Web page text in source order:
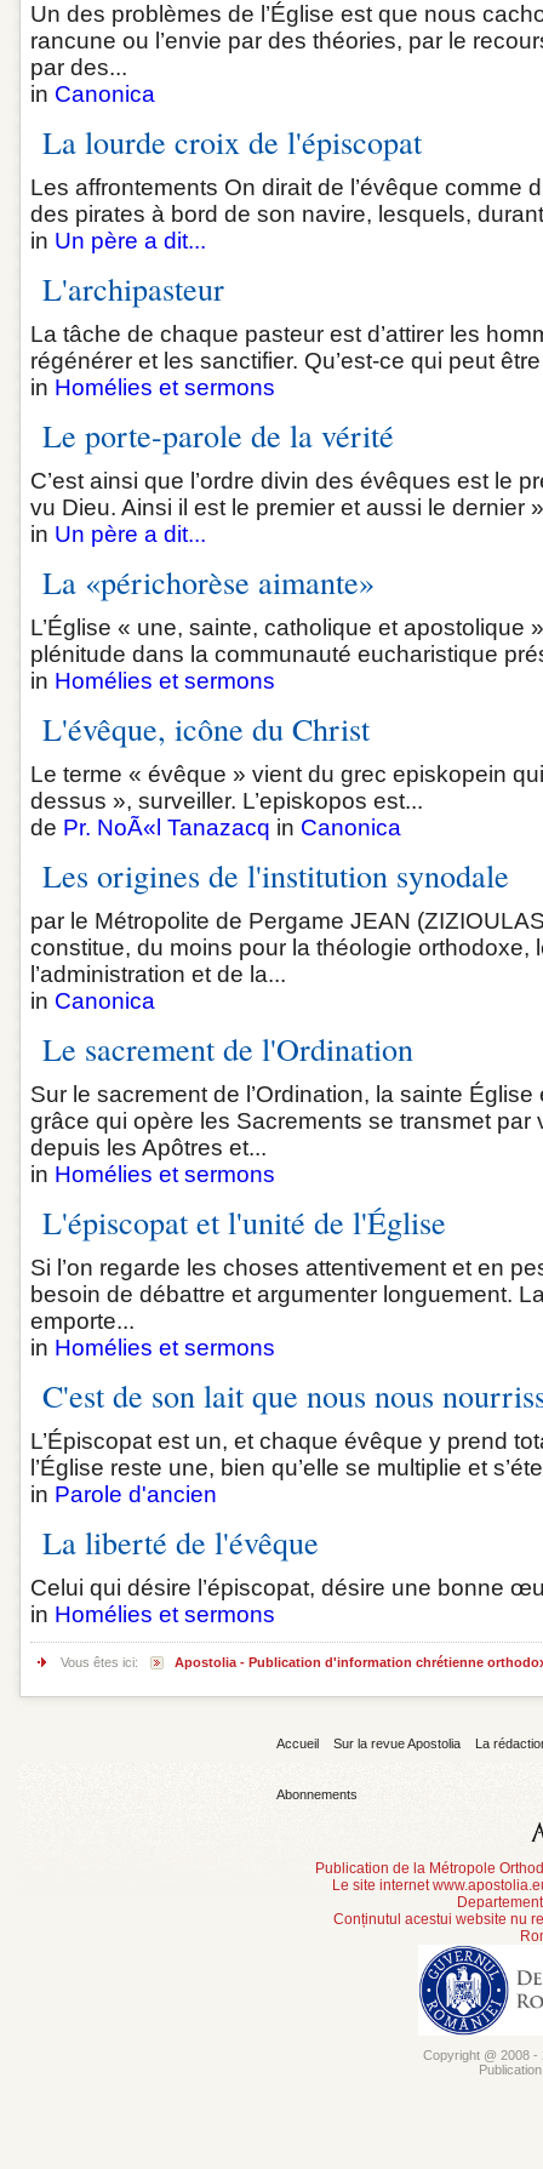
Un des problèmes de l’Église est que nous
rancune ou l’envie par des théories, par le
par des...
in Canonica
La lourde croix de l'épiscopat
Les affrontements On dirait de l’évêque comme
des pirates à bord de son navire, lesquels,
in Un père a dit...
L'archipasteur
La tâche de chaque pasteur est d’attirer les
régénérer et les sanctifier. Qu’est-ce qui peut
in Homélies et sermons
Le porte-parole de la vérité
C’est ainsi que l’ordre divin des évêques est le
vu Dieu. Ainsi il est le premier et aussi le dernier
in Un père a dit...
La «périchorèse aimante»
L’Église « une, sainte, catholique et apostolique
plénitude dans la communauté eucharistique
in Homélies et sermons
L'évêque, icône du Christ
Le terme « évêque » vient du grec episkopein
dessus », surveiller. L’episkopos est...
de Pr. NoÃ«l Tanazacq in Canonica
Les origines de l'institution synodale
par le Métropolite de Pergame JEAN
constitue, du moins pour la théologie orthodoxe,
l’administration et de la...
in Canonica
Le sacrement de l'Ordination
Sur le sacrement de l’Ordination, la sainte
grâce qui opère les Sacrements se transmet par
depuis les Apôtres et...
in Homélies et sermons
L'épiscopat et l'unité de l'Église
Si l’on regarde les choses attentivement et en
besoin de débattre et argumenter longuement.
emporte...
in Homélies et sermons
C'est de son lait que nous nous
L’Épiscopat est un, et chaque évêque y prend
l’Église reste une, bien qu’elle se multiplie et
in Parole d'ancien
La liberté de l'évêque
Celui qui désire l’épiscopat, désire une bonne
in Homélies et sermons
Vous êtes ici: Apostolia - Publication d'information chrétienne
Accueil Sur la revue Apostolia La
Abonnements
Publication de la Métropole
Le site internet
Conținutul acestui website nu
Copyright @ 2008 -